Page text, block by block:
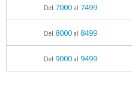
Del 7000al 7499
Del 8000al 8499
Del 9000al 9499